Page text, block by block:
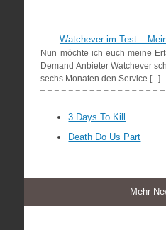
Watchever im Test –
Nun möchte ich euch meine
Demand Anbieter Watchever
sechs Monaten den Service [...]
3 Days To Kill
Death Do Us Part
Mehr